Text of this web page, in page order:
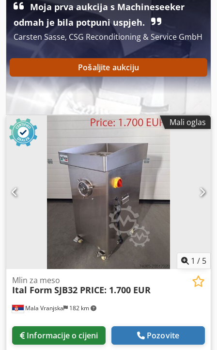
Moja prva aukcija s Machineseeker
odmah je bila potpuni uspjeh.
Carsten Sasse, CSG Reconditioning & Service GmbH
Pošaljite aukciju
Mali oglas
1 / 5
Mala Vranjska 182 km
Mlin za meso
Ital Form SJB32 PRICE: 1.700 EUR
Informacije o cijeni Pozovite